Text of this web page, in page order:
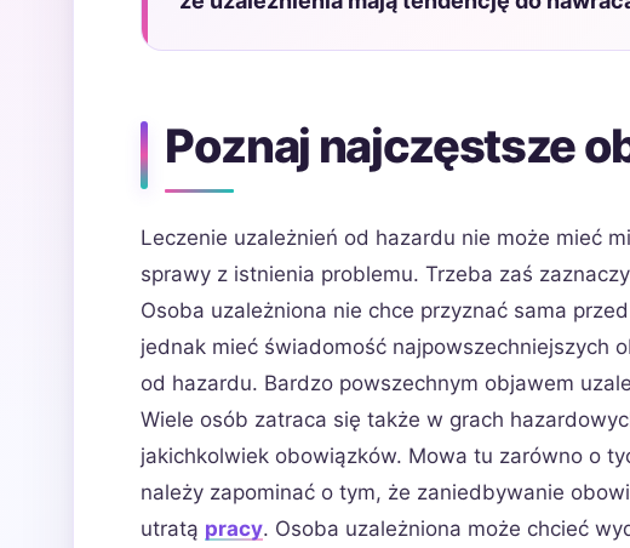
Poznaj najczęstsze
Leczenie uzależnień od hazardu nie może mieć
sprawy z istnienia problemu. Trzeba zaś
Osoba uzależniona nie chce przyznać sama
jednak mieć świadomość najpowszechniejszych
od hazardu. Bardzo powszechnym objawem
Wiele osób zatraca się także w grach
jakichkolwiek obowiązków. Mowa tu zarówno o
należy zapominać o tym, że zaniedbywanie
utratą pracy. Osoba uzależniona może chcieć